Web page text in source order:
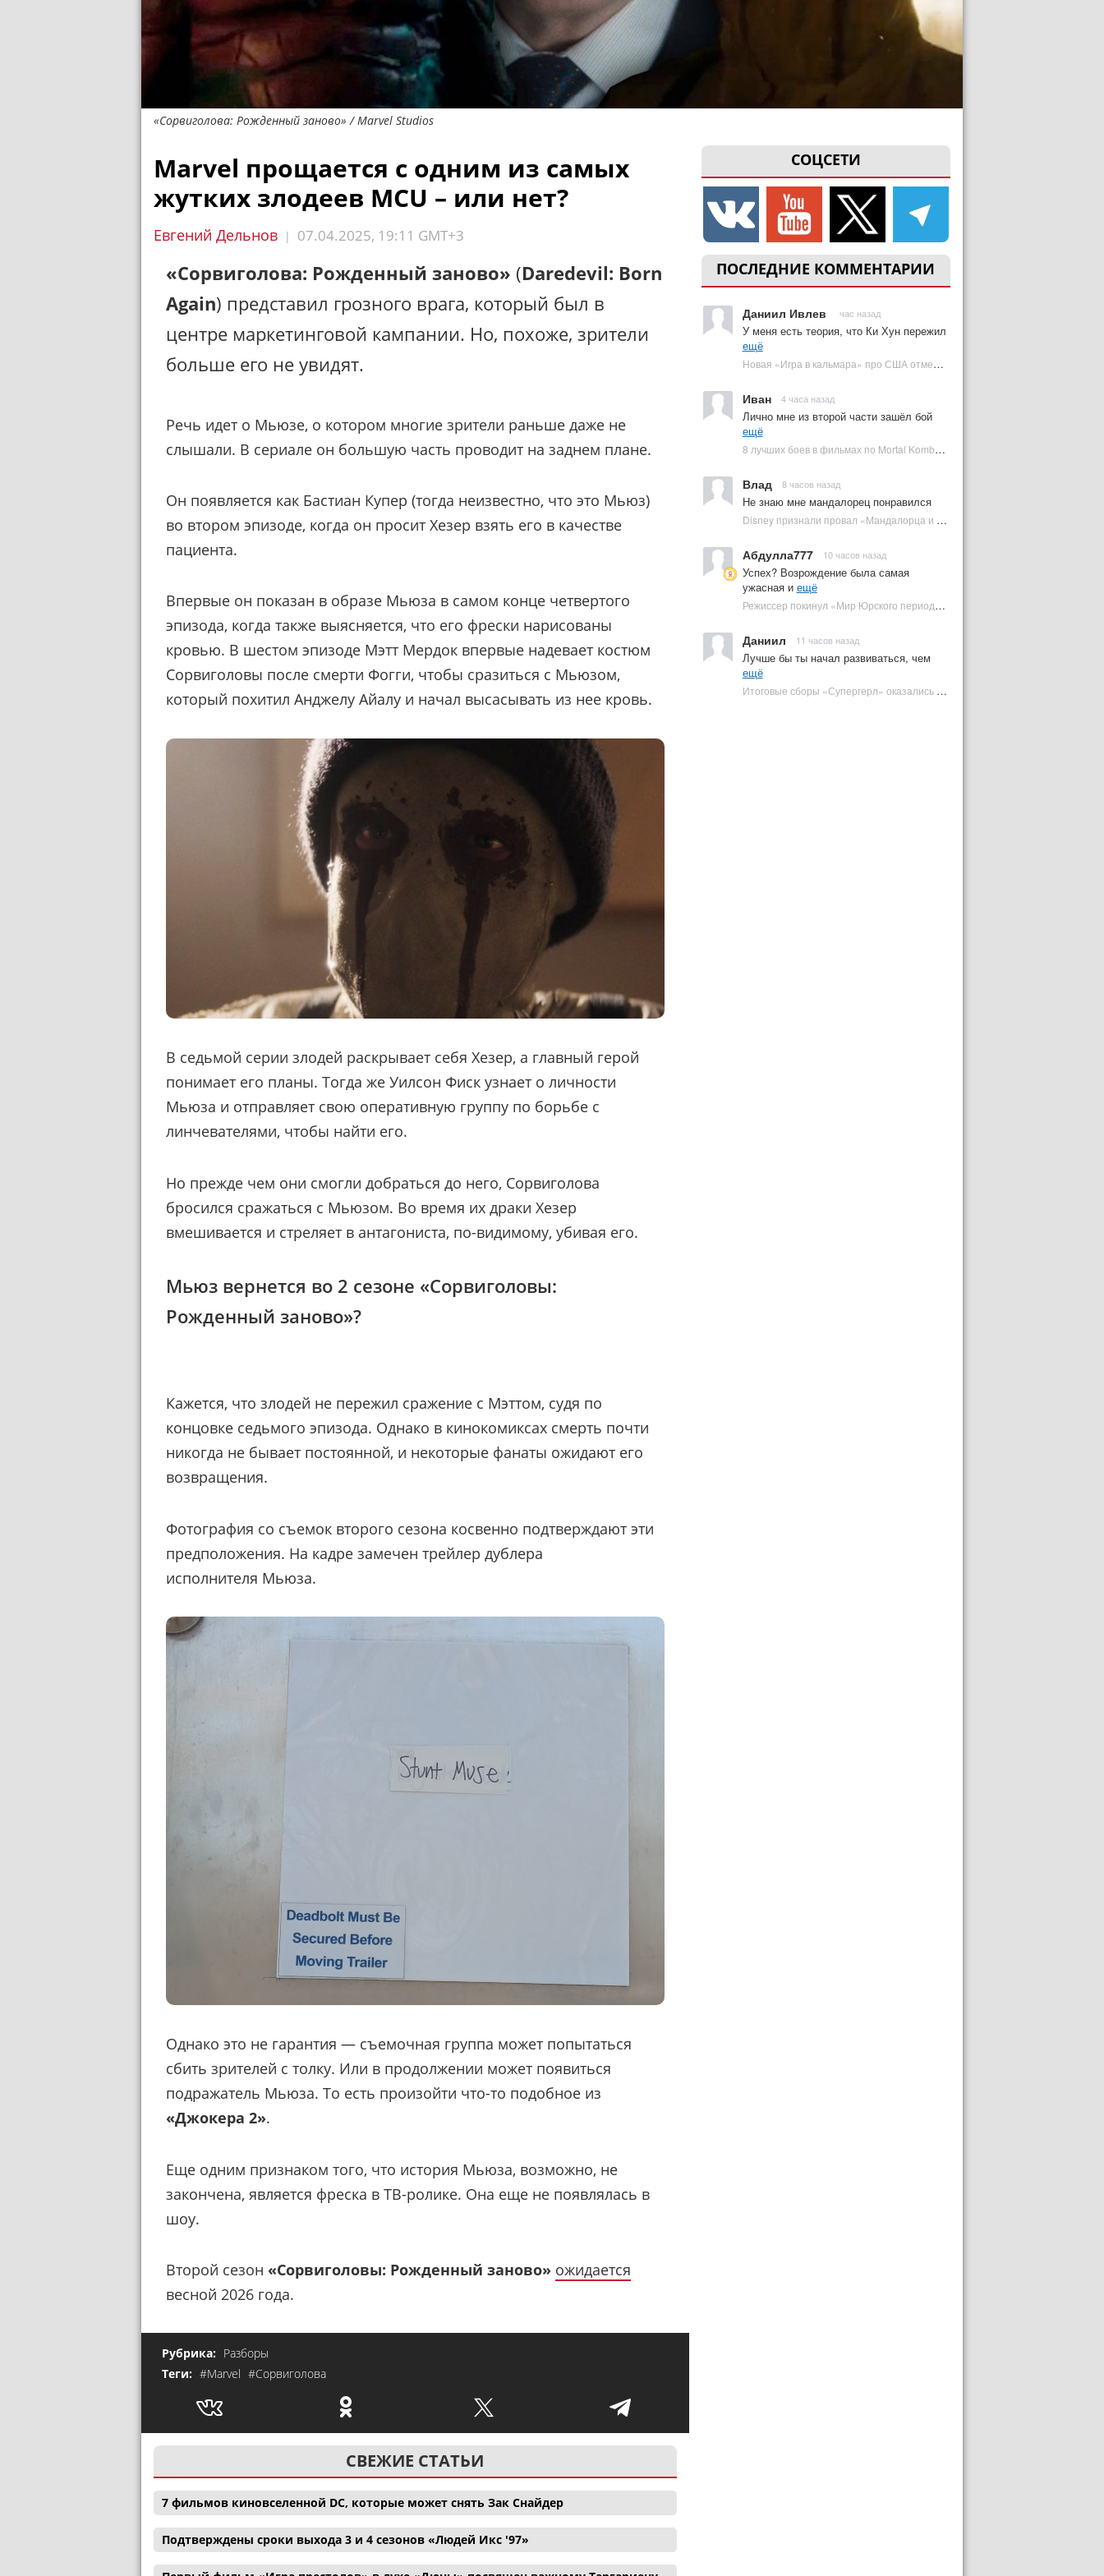
«Сорвиголова: Рожденный заново» / Marvel Studios
СОЦСЕТИ
ПОСЛЕДНИЕ КОММЕНТАРИИ
Даниил Ивлев час назад
У меня есть теория, что Ки Хун пережил
ещё
Новая «Игра в кальмара» про США отменена | Plugged In Ru
Иван 4 часа назад
Лично мне из второй части зашёл бой
ещё
8 лучших боев в фильмах по Mortal Kombat: от «Смертельной битвы» до «Мортал Комбат 2» | Plugged In Ru
Влад 8 часов назад
Не знаю мне мандалорец понравился
Disney признали провал «Мандалорца и Грогу» и еще одной новинки | Plugged In Ru
Абдулла777 10 часов назад
Успех? Возрождение была самая
ужасная и ещё
Режиссер покинул «Мир Юрского периода 5» | Plugged In Ru
Даниил 11 часов назад
Лучше бы ты начал развиваться, чем
ещё
Итоговые сборы «Супергерл» оказались худшими для DC за два десятилетия | Plugged In Ru
Marvel прощается с одним из самых
жутких злодеев MCU – или нет?
Евгений Дельнов | 07.04.2025, 19:11 GMT+3
«Сорвиголова: Рожденный заново» (Daredevil: Born
Again) представил грозного врага, который был в
центре маркетинговой кампании. Но, похоже, зрители
больше его не увидят.
Речь идет о Мьюзе, о котором многие зрители раньше даже не
слышали. В сериале он большую часть проводит на заднем плане.
Он появляется как Бастиан Купер (тогда неизвестно, что это Мьюз)
во втором эпизоде, когда он просит Хезер взять его в качестве
пациента.
Впервые он показан в образе Мьюза в самом конце четвертого
эпизода, когда также выясняется, что его фрески нарисованы
кровью. В шестом эпизоде Мэтт Мердок впервые надевает костюм
Сорвиголовы после смерти Фогги, чтобы сразиться с Мьюзом,
который похитил Анджелу Айалу и начал высасывать из нее кровь.
В седьмой серии злодей раскрывает себя Хезер, а главный герой
понимает его планы. Тогда же Уилсон Фиск узнает о личности
Мьюза и отправляет свою оперативную группу по борьбе с
линчевателями, чтобы найти его.
Но прежде чем они смогли добраться до него, Сорвиголова
бросился сражаться с Мьюзом. Во время их драки Хезер
вмешивается и стреляет в антагониста, по-видимому, убивая его.
Мьюз вернется во 2 сезоне «Сорвиголовы:
Рожденный заново»?
Кажется, что злодей не пережил сражение с Мэттом, судя по
концовке седьмого эпизода. Однако в кинокомиксах смерть почти
никогда не бывает постоянной, и некоторые фанаты ожидают его
возвращения.
Фотография со съемок второго сезона косвенно подтверждают эти
предположения. На кадре замечен трейлер дублера
исполнителя Мьюза.
Однако это не гарантия — съемочная группа может попытаться
сбить зрителей с толку. Или в продолжении может появиться
подражатель Мьюза. То есть произойти что-то подобное из
«Джокера 2».
Еще одним признаком того, что история Мьюза, возможно, не
закончена, является фреска в ТВ-ролике. Она еще не появлялась в
шоу.
Второй сезон «Сорвиголовы: Рожденный заново» ожидается
весной 2026 года.
Рубрика: Разборы
Теги: #Marvel #Сорвиголова
СВЕЖИЕ СТАТЬИ
7 фильмов киновселенной DC, которые может снять Зак Снайдер
Подтверждены сроки выхода 3 и 4 сезонов «Людей Икс '97»